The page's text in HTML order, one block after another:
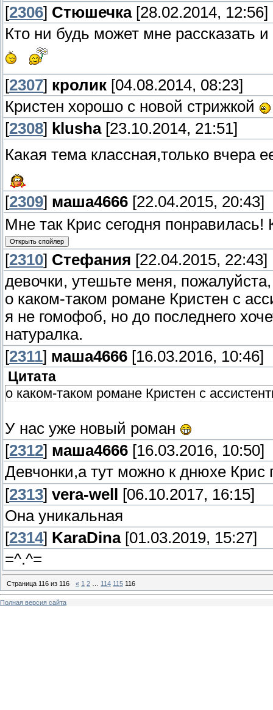
[2306] Стюшечка[28.02.2014, 12:56]
Кто ни будь может мне рассказать
[2307] кролик [04.08.2014, 08:23]
Кристен хорошо с новой стрижкой
[2308] klusha[23.10.2014, 21:51]
Какая тема классная,только вчера
[2309] маша4666 [22.04.2015, 20:43]
Мне так Крис сегодня понравилась!
[2310] Стефания [22.04.2015, 22:43]
девочки, утешьте меня,
о каком-таком романе Кристен с
я не гомофоб, но до последнего
натуралка.
[2311] маша4666 [16.03.2016, 10:46]
Цитата
о каком-таком романе Кристен с
У нас уже новый роман
[2312] маша4666 [16.03.2016, 10:50]
Девчонки,а тут можно к днюхе Крис
[2313] vera-well
[06.10.2017, 16:15]
Она уникальная
[2314] KaraDina[01.03.2019, 15:27]
=^.^=
Страница 116 из 116 « 1 2 114 115 116
Полная версия сайта